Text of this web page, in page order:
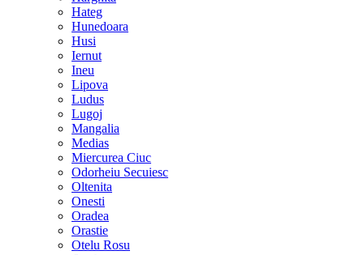
Hateg
Hunedoara
Husi
Iernut
Ineu
Lipova
Ludus
Lugoj
Mangalia
Medias
Miercurea Ciuc
Odorheiu Secuiesc
Oltenita
Onesti
Oradea
Orastie
Otelu Rosu